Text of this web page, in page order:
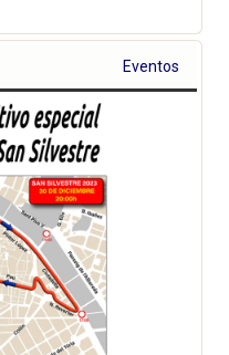
Eventos